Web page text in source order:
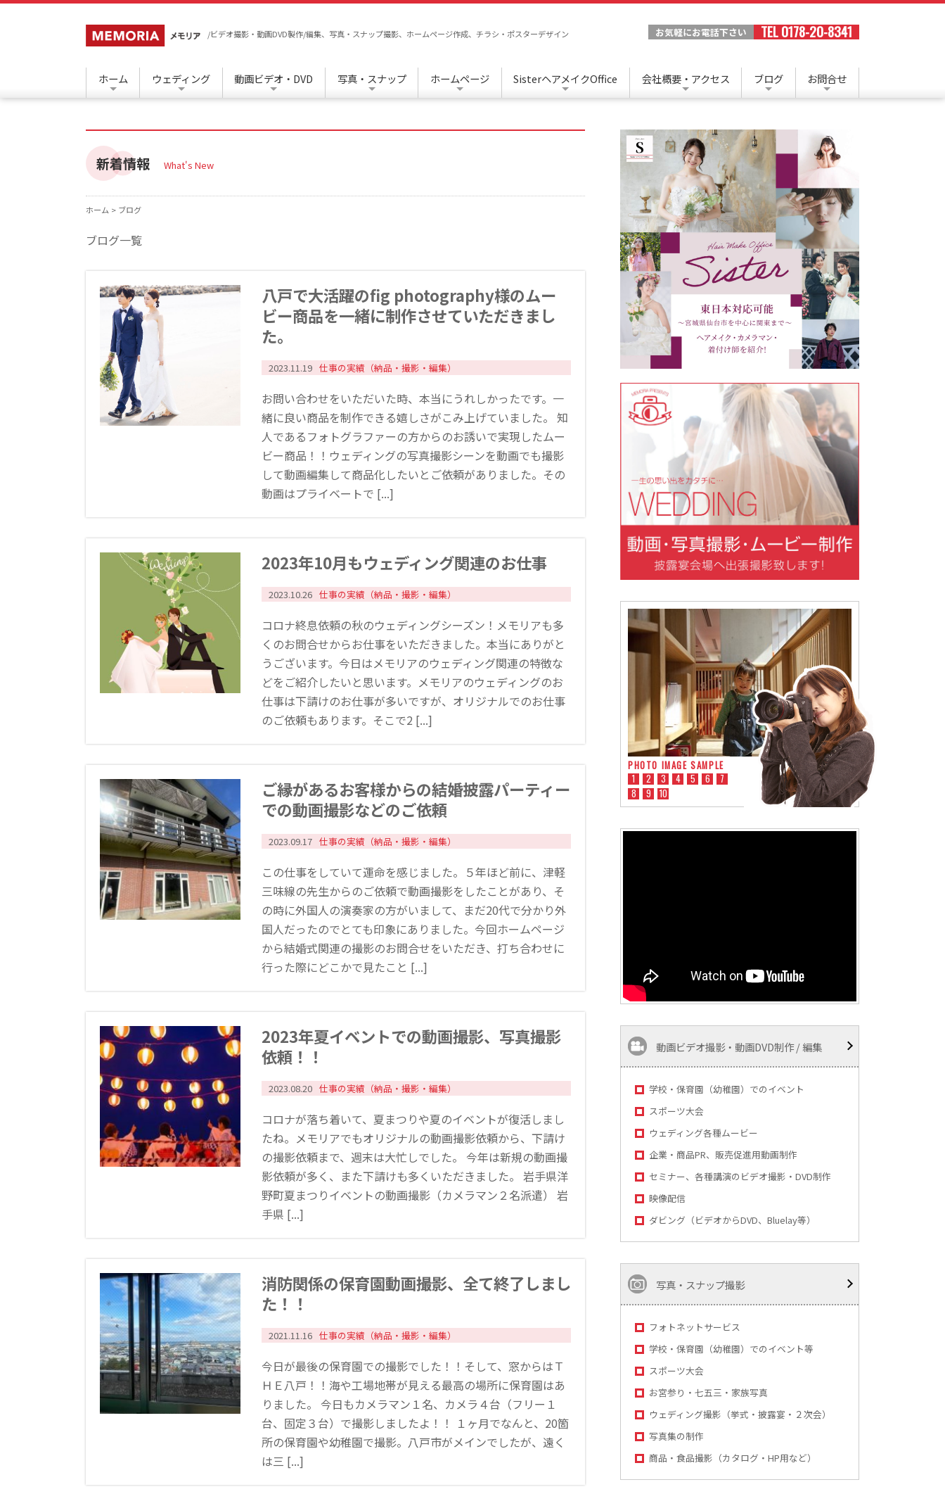
/ビデオ撮影・動画DVD製作/編集、写真・スナップ撮影、ホームページ作成、チラシ・ポスターデザイン お気軽にお電話下さい TEL 0178-20-8341
ホーム ウェディング 動画ビデオ・DVD 写真・スナップ ホームページ SisterヘアメイクOffice 会社概要・アクセス ブログ お問合せ
新着情報 What's New
ホーム > ブログ
ブログ一覧
八戸で大活躍のfig photography様のムー
ビー商品を一緒に制作させていただきまし
た。
2023.11.19 仕事の実績（納品・撮影・編集）
お問い合わせをいただいた時、本当にうれしかったです。一
緒に良い商品を制作できる嬉しさがこみ上げていました。 知
人であるフォトグラファーの方からのお誘いで実現したムー
ビー商品！！ウェディングの写真撮影シーンを動画でも撮影
して動画編集して商品化したいとご依頼がありました。その
動画はプライベートで [...]
2023年10月もウェディング関連のお仕事
2023.10.26 仕事の実績（納品・撮影・編集）
コロナ終息依頼の秋のウェディングシーズン！メモリアも多
くのお問合せからお仕事をいただきました。本当にありがと
うございます。今日はメモリアのウェディング関連の特徴な
どをご紹介したいと思います。メモリアのウェディングのお
仕事は下請けのお仕事が多いですが、オリジナルでのお仕事
のご依頼もあります。そこで2 [...]
ご縁があるお客様からの結婚披露パーティー
での動画撮影などのご依頼
2023.09.17 仕事の実績（納品・撮影・編集）
この仕事をしていて運命を感じました。５年ほど前に、津軽
三味線の先生からのご依頼で動画撮影をしたことがあり、そ
の時に外国人の演奏家の方がいまして、まだ20代で分かり外
国人だったのでとても印象にありました。今回ホームページ
から結婚式関連の撮影のお問合せをいただき、打ち合わせに
行った際にどこかで見たこと [...]
2023年夏イベントでの動画撮影、写真撮影
依頼！！
2023.08.20 仕事の実績（納品・撮影・編集）
コロナが落ち着いて、夏まつりや夏のイベントが復活しまし
たね。メモリアでもオリジナルの動画撮影依頼から、下請け
の撮影依頼まで、週末は大忙しでした。 今年は新規の動画撮
影依頼が多く、また下請けも多くいただきました。 岩手県洋
野町夏まつりイベントの動画撮影（カメラマン２名派遣） 岩
手県 [...]
消防関係の保育園動画撮影、全て終了しまし
た！！
2021.11.16 仕事の実績（納品・撮影・編集）
今日が最後の保育園での撮影でした！！そして、窓からはＴ
ＨＥ八戸！！海や工場地帯が見える最高の場所に保育園はあ
りました。 今日もカメラマン１名、カメラ４台（フリー１
台、固定３台）で撮影しましたよ！！ １ヶ月でなんと、20箇
所の保育園や幼稚園で撮影。八戸市がメインでしたが、遠く
は三 [...]
PHOTO IMAGE SAMPLE
1
2 3 4 5 6
7
8
9 10
動画ビデオ撮影・動画DVD制作 / 編集
学校・保育園（幼稚園）でのイベント
スポーツ大会
ウェディング各種ムービー
企業・商品PR、販売促進用動画制作
セミナー、各種講演のビデオ撮影・DVD制作
映像配信
ダビング（ビデオからDVD、Bluelay等）
写真・スナップ撮影
フォトネットサービス
学校・保育園（幼稚園）でのイベント等
スポーツ大会
お宮参り・七五三・家族写真
ウェディング撮影（挙式・披露宴・２次会）
写真集の制作
商品・食品撮影（カタログ・HP用など）